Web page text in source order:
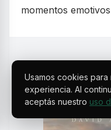
momentos
Usamos cookies para
experiencia. Al
aceptás nuestro uso